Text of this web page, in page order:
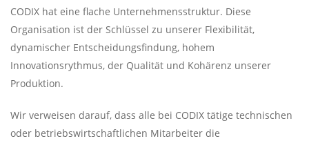
CODIX hat eine flache Unternehmensstruktur. Diese
Organisation ist der Schlüssel zu unserer Flexibilität,
dynamischer Entscheidungsfindung, hohem
Innovationsrythmus, der Qualität und Kohärenz unserer
Produktion.
Wir verweisen darauf, dass alle bei CODIX tätige technischen
oder betriebswirtschaftlichen Mitarbeiter die